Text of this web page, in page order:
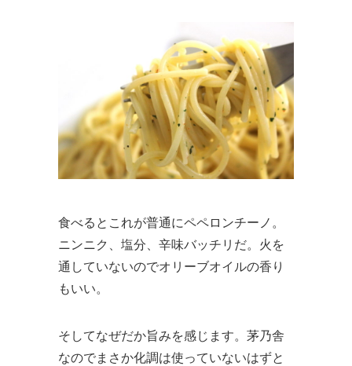
食べるとこれが普通にペペロンチーノ。
ニンニク、塩分、辛味バッチリだ。火を
通していないのでオリーブオイルの香り
もいい。
そしてなぜだか旨みを感じます。茅乃舎
なのでまさか化調は使っていないはずと